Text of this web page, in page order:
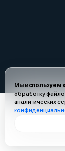
Мы используем
обработку
аналитических